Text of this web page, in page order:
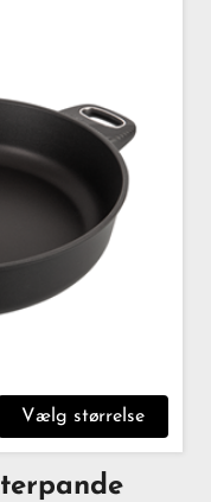
Vælg størrelse